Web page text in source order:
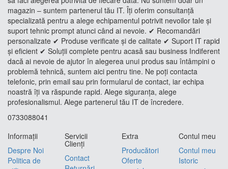
magazin – suntem partenerul tău IT. Îți oferim consultanță
specializată pentru a alege echipamentul potrivit nevoilor tale și
suport tehnic prompt atunci când ai nevoie. ✔ Recomandări
personalizate ✔ Produse verificate și de calitate ✔ Suport IT rapid
și eficient ✔ Soluții complete pentru acasă sau business Indiferent
dacă ai nevoie de ajutor în alegerea unui produs sau întâmpini o
problemă tehnică, suntem aici pentru tine. Ne poți contacta
telefonic, prin email sau prin formularul de contact, iar echipa
noastră îți va răspunde rapid. Alege siguranța, alege
profesionalismul. Alege partenerul tău IT de încredere.
0733088041
Informaţii
Despre Noi
Politica de
Servicii
Clienţi
Contact
Extra
Producători
Oferte
Contul meu
Contul meu
Istoric